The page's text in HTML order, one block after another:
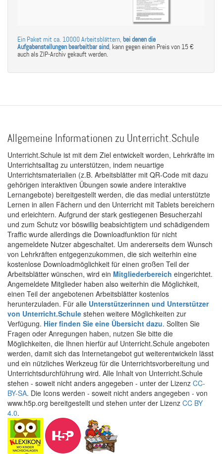
Ein Paket mit ca. 10000 Arbeitsblättern, bei denen die
Aufgabenstellungen bearbeitbar sind, kann gegen einen Preis von 15 €
auch als ZIP-Archiv gekauft werden.
Allgemeine Informationen zu Unterricht.Schule
Unterricht.Schule ist mit dem Ziel entwickelt worden, Lehrkräfte im
Unterrichtsalltag zu unterstützen, indem neuartige
Unterrichtsmaterialien (z.B. Arbeitsblätter mit QR-Code mit dazu
gehörigen interaktiven Übungen sowie andere interaktive
Lernangebote) bereitgestellt werden, die das medial unterstützte
Lernen in allen Fächern und den Unterricht mit Tablets bereichern
und erleichtern. Aufgrund der stark gestiegenen Besucherzahl
und zum Schutz vor böswillig beabsichtigtem und schädigendem
Traffic wurde allerdings die Downloadfunktion für nicht
angemeldete Nutzer abgeschaltet. Um andererseits dem Wunsch
von Lehrkräften entgegenzukommen, die sich weiterhin eine
kostenlose Downloadmöglichkeit für einen großen Teil der
Arbeitsblätter wünschen, wird ein Mitgliederbereich eingerichtet.
Angemeldete Mitglieder haben also weiterhin die Möglichkeit,
einen Teil der angebotenen Arbeitsblätter kostenlos
herunterzuladen. Für alle Unterstützerinnen und Unterstützer
von Unterricht.Schule stehen weitere Möglichkeiten zur
Verfügung. Hier finden Sie eine Übersicht dazu. Sollten Sie
Fragen oder Anregungen haben, nutzen Sie bitte die
Möglichkeiten, die Ihnen hierfür auf Unterricht.Schule angeboten
werden, damit sich das Internetangebot gut weiterentwickeln lässt
und ein nützliches Werkzeug für die Unterrichtsvorbereitung und
Unterrichtsdurchführung wird. Alle Inhalt von Unterricht.Schule
stehen - soweit nicht anders angegeben - unter der Lizenz CC-
BY-SA. Die Icons werden - soweit nicht anders angegeben - von
www.h5p.org bereitgestellt und stehen unter der Lizenz CC BY
4.0.